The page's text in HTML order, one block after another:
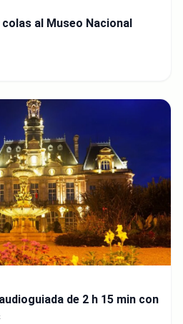
al Museo Nacional
de 2 h 15 min con